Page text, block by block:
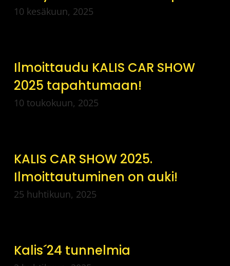
10 kesäkuun, 2025
Ilmoittaudu KALIS CAR SHOW
2025 tapahtumaan!
10 toukokuun, 2025
KALIS CAR SHOW 2025.
Ilmoittautuminen on auki!
25 huhtikuun, 2025
Kalis´24 tunnelmia